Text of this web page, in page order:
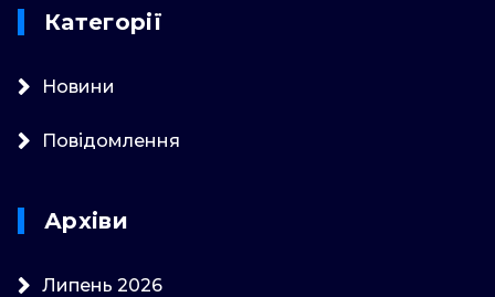
Категорії
Новини
Повідомлення
Архіви
Липень 2026